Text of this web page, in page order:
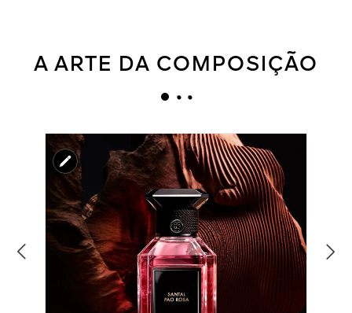
A ARTE DA COMPOSIÇÃO